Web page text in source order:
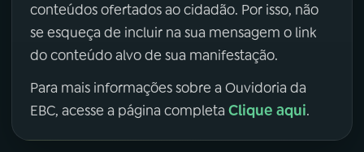
conteúdos ofertados ao cidadão. Por isso, não
se esqueça de incluir na sua mensagem o link
do conteúdo alvo de sua manifestação.
Para mais informações sobre a Ouvidoria da
EBC, acesse a página completa Clique aqui.